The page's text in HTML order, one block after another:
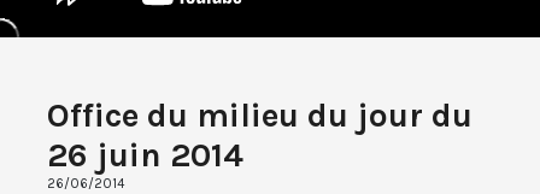
Office du milieu du jour du
26 juin 2014
26/06/2014